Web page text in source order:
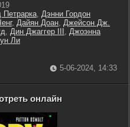
Петрарка, Дэнни Гордон
, Дайян Доан, Джейсон Дж.
, Дин Джаггер III , Джоэнна
Ли
5-06-2024, 14:33
онлайн